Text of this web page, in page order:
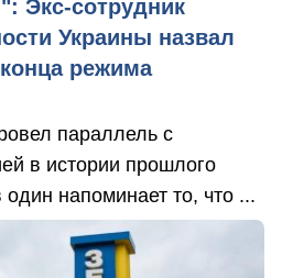
Экс-сотрудник
Украины назвал
режима
параллель с
в истории прошлого
напоминает то, что ...